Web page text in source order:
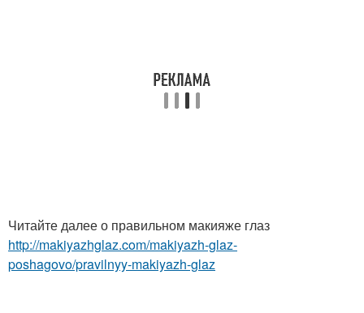
Читайте далее о правильном макияже глаз
http://makiyazhglaz.com/makiyazh-glaz-
poshagovo/pravilnyy-makiyazh-glaz